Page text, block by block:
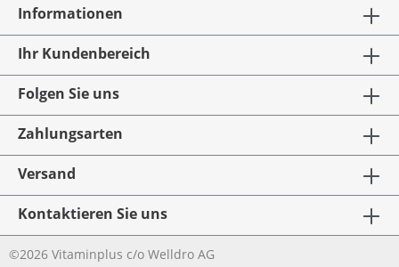
Informationen
Ihr Kundenbereich
Folgen Sie uns
Zahlungsarten
Versand
Kontaktieren Sie uns
©2026 Vitaminplus c/o Welldro AG